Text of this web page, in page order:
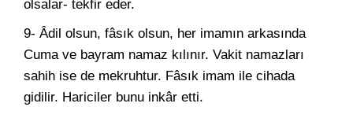
olsalar- tekfir eder.
9- Âdil olsun, fâsık olsun, her imamın arkasında
Cuma ve bayram namaz kılınır. Vakit namazları
sahih ise de mekruhtur. Fâsık imam ile cihada
gidilir. Hariciler bunu inkâr etti.